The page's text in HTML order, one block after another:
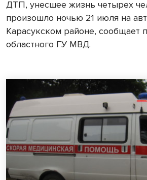
ДТП, унесшее жизнь четырех
произошло ночью 21 июля на
Карасукском районе, сообщает
областного ГУ МВД.